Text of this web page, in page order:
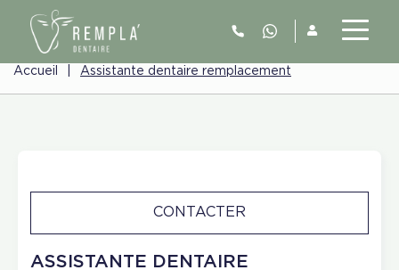
Accueil Assistante dentaire remplacement
ASSISTANTE DENTAIRE
CONTACTER